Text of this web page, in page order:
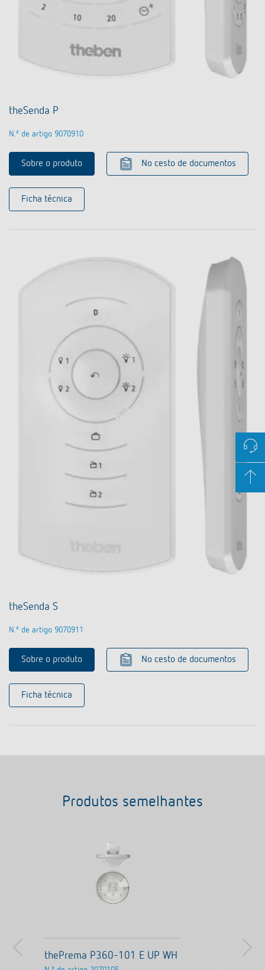
theSenda P
N.º de artigo 9070910
Sobre o produto No cesto de documentos
Ficha técnica
theSenda S
N.º de artigo 9070911
Sobre o produto No cesto de documentos
Ficha técnica
Produtos semelhantes
thePrema P360-101 E UP WH